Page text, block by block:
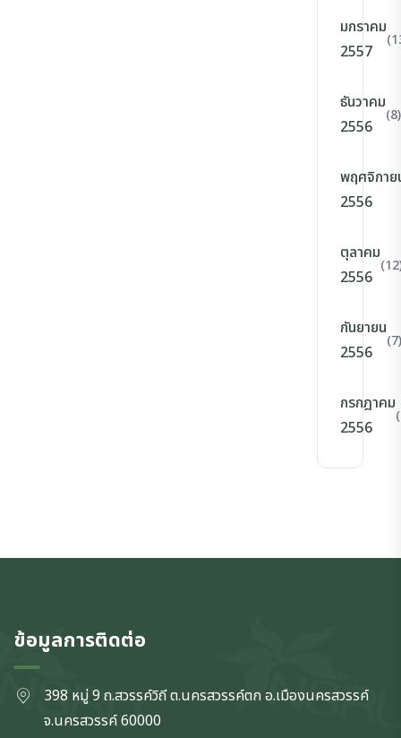
มกราคม
2557
ธันวาคม
2556
(8)
พฤศจิกาย
2556
ตุลาคม
2556
กันยายน
2556
(7)
กรกฎาคม
2556
ข้อมูลการติดต่อ
398 หมู่ 9 ถ.สวรรค์วิถี ต.นครสวรรค์ตก อ.เมืองนครสวรรค์
จ.นครสวรรค์60000